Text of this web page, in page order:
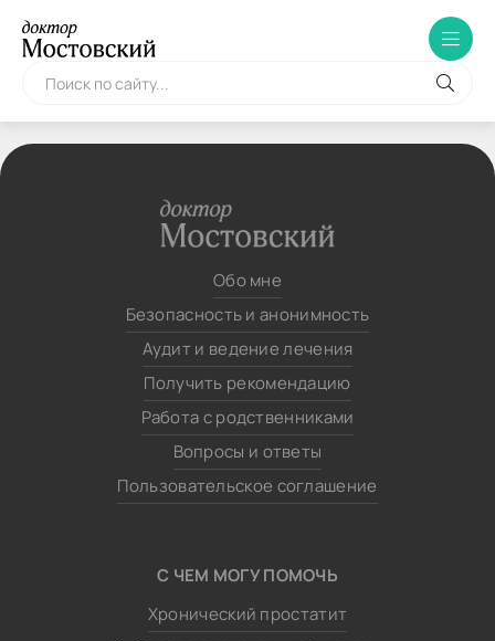
Обо мне
Безопасность и анонимность
Аудит и ведение лечения
Получить рекомендацию
Работа с родственниками
Вопросы и ответы
Пользовательское соглашение
С ЧЕМ МОГУ ПОМОЧЬ
Хронический простатит